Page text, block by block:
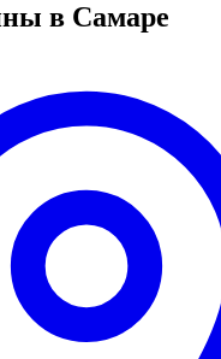
в Самаре